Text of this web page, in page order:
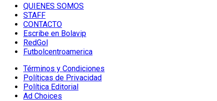
QUIENES SOMOS
STAFF
CONTACTO
Escribe en Bolavip
RedGol
Futbolcentroamerica
Términos y Condiciones
Políticas de Privacidad
Política Editorial
Ad Choices